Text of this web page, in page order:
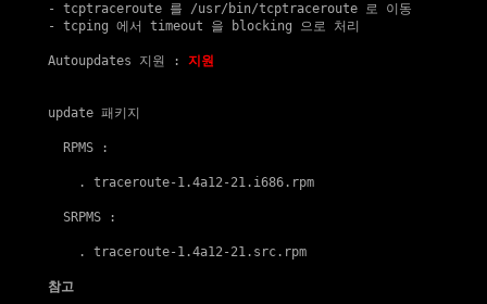
- tcptraceroute 를 /usr/bin/tcptraceroute 로 이동
- tcping 에서 timeout 을 blocking 으로 처리
Autoupdates 지원 : 지원
update 패키지
  RPMS :
    .
traceroute-1.4a12-21.i686.rpm
  SRPMS :
    .
traceroute-1.4a12-21.src.rpm
참고